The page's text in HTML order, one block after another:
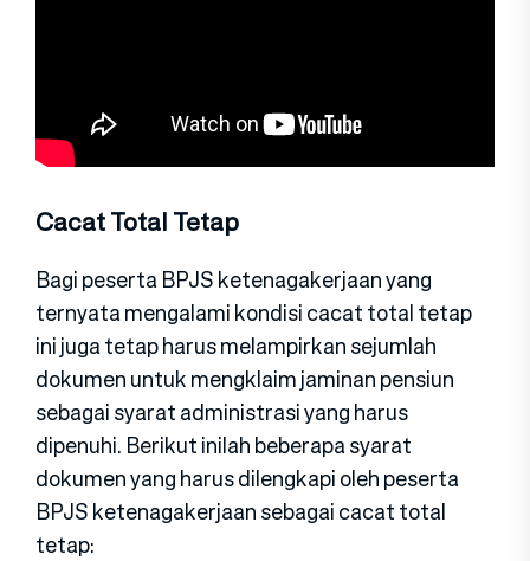
Cacat Total Tetap
Bagi peserta BPJS ketenagakerjaan yang
ternyata mengalami kondisi cacat total tetap
ini juga tetap harus melampirkan sejumlah
dokumen untuk mengklaim jaminan pensiun
sebagai syarat administrasi yang harus
dipenuhi. Berikut inilah beberapa syarat
dokumen yang harus dilengkapi oleh peserta
BPJS ketenagakerjaan sebagai cacat total
tetap: